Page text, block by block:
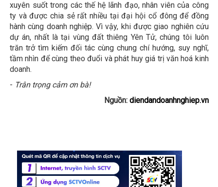
xuyên suốt trong các thế hệ lãnh đạo, nhân viên của công
ty và được chia sẻ rất nhiều tại đại hội cổ đông để đồng
hành cùng doanh nghiệp. Vì vậy, khi được giao nghiên cứu
dự án, nhất là tại vùng đất thiêng Yên Tử, chúng tôi luôn
trăn trở tìm kiếm đối tác cùng chung chí hướng, suy nghĩ,
tầm nhìn để cùng theo đuổi và phát huy giá trị văn hoá kinh
doanh.
- Trân trọng cảm ơn bà!
Nguồn: diendandoanhnghiep.vn